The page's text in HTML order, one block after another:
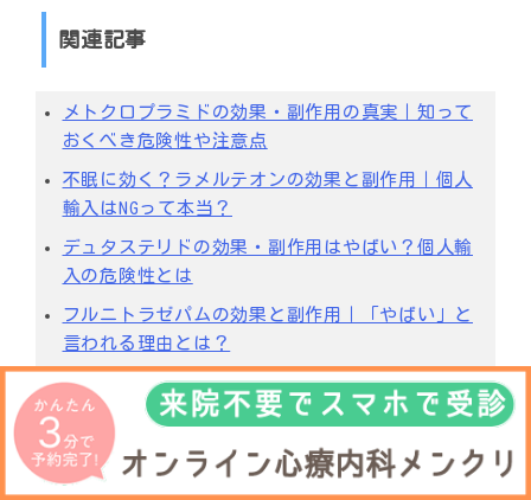
関連記事
メトクロプラミドの効果・副作用の真実｜知って
おくべき危険性や注意点
不眠に効く？ラメルテオンの効果と副作用｜個人
輸入はNGって本当？
デュタステリドの効果・副作用はやばい？個人輸
入の危険性とは
フルニトラゼパムの効果と副作用｜「やばい」と
言われる理由とは？
タダラフィル「やばい」って本当？効果・副作用
と個人輸入の危険性
知っておくべき！レボセチリジン塩酸塩の効果と
副作用｜個人輸入の危険性